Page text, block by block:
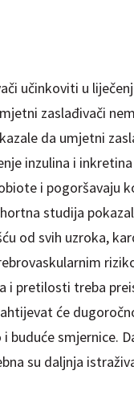
učinkoviti u
zaslađivači
da umjetni
inzulina i
i pogoršavaju
studija
od svih uzroka,
i pretilosti treba
će
buduće smjernice.
su daljnja